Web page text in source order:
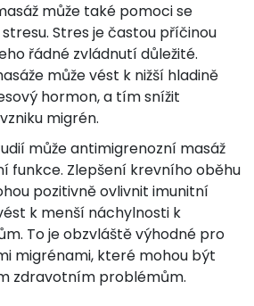
může také pomoci se
Stres je častou příčinou
řádné zvládnutí důležité.
může vést k nižší hladině
hormon, a tím snížit
migrén.
může antimigrenozní masáž
funkce. Zlepšení krevního oběhu
pozitivně ovlivnit imunitní
k menší náchylnosti k
To je obzvláště výhodné pro
migrénami, které mohou být
zdravotním problémům.